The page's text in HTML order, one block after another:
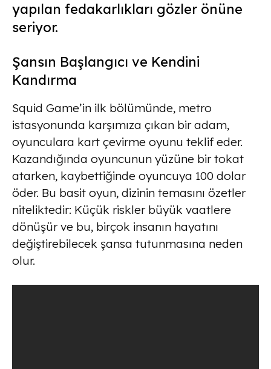
yapılan fedakarlıkları gözler önüne
seriyor.
Şansın Başlangıcı ve Kendini
Kandırma
Squid Game’in ilk bölümünde, metro
istasyonunda karşımıza çıkan bir adam,
oyunculara kart çevirme oyunu teklif eder.
Kazandığında oyuncunun yüzüne bir tokat
atarken, kaybettiğinde oyuncuya 100 dolar
öder. Bu basit oyun, dizinin temasını özetler
niteliktedir: Küçük riskler büyük vaatlere
dönüşür ve bu, birçok insanın hayatını
değiştirebilecek şansa tutunmasına neden
olur.